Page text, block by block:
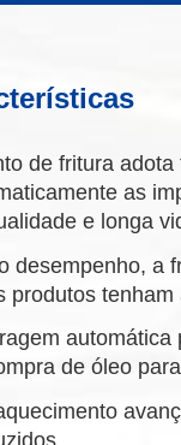
de fritura
as
e longa
desempenho, a
produtos
de óleo